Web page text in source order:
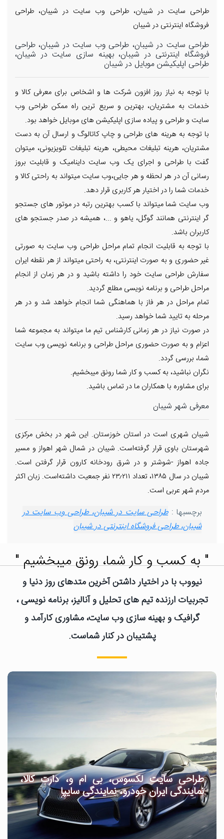
طراحی سایت در شیبان، طراحی وب سایت در شیبان، طراحی
فروشگاه اینترنتی در شیبان
طراحی سایت در شیبان، طراحی وب سایت در شیبان، طراحی
فروشگاه اینترنتی در شیبان، بهینه سازی سایت در شیبان،
طراحی اپلیکیشن موبایل در شیبان
با توجه به نیاز روز افزون شرکت ها و اشخاص برای معرفی کالا و
خدمات به مشتریان، بهترین و سریع ترین راه ممکن طراحی وب
سایت و طراحی و پیاده سازی اپلیکیشن های موبایل خواهد بود.
با توجه به هرینه های طراحی و چاپ کاتالوگ و ارسال آن به دست
مشتریان، هرینه تبلیغات محیطی، هرینه تبلیغات تلویزیونی، میتوان
گفت با طراحی و اجرای یک وب سایت داینامیک و قابلیت بروز
رسانی آن در هر لحظه و هر جایی،وب سایت میتواند به راحتی کالا و
خدمات شما را در اختیار هر کاربری قرار دهد.
وب سایت شما میتواند با کسب بهترین رتبه در موتور های جستجو
گر اینترنتی همانند گوگل، یاهو و ...، همیشه در صدر جستجو های
کاربران باشد.
با توجه به قابلیت انجام تمام مراحل طراحی وب سایت به صورتی
غیر حضوری و به صورت اینترنتی، به راحتی میتواند از هر نقطه ایران
سفارش طراحی سایت خود را داشته باشید و در هر زمان از انجام
مراحل طراحی و برنامه نویسی مطلع گردید.
تمام مراحل در هر فاز با هماهنگی شما انجام خواهد شد و در هر
مرحله به تایید شما خواهد رسید.
در صورت نیاز در هر زمانی کارشناس تیم ما میتواند به مجموعه شما
اعزام و به صورت حضوری مراحل طراحی و برنامه نویسی وب سایت
شما، بررسی گردد.
نگران نباشید، به کسب و کار شما رونق میبخشیم.
برای مشاوره با همکاران ما در تماس باشید.
معرفی شهر شیبان
شیبان شهری است در استان خوزستان. این شهر در بخش مرکزی
شهرستان باوی قرار گرفته‌است. شیبان در شمال شهر اهواز و مسیر
جاده اهواز -شوشتر و در شرق رودخانه کارون قرار گرفتن است.
شیبان در سال ۱۳۸۵، تعداد ۲۳٫۲۱۱ نفر جمعیت داشته‌است. زبان اکثر
مردم شهر عربی است.
برچسبها :طراحی سایت در شیبان، طراحی وب سایت در
شیبان، طراحی فروشگاه اینترنتی در شیبان
" به کسب و کار شما، رونق میبخشیم "
نیووب با در اختیار داشتن آخرین متدهای روز دنیا و
تجربیات ارزنده تیم های تحلیل و آنالیز، برنامه نویسی ،
گرافیک و بهینه سازی وب سایت، مشاوری کارآمد و
پشتیبان در کنار شماست.
طراحی سایت لکسوس، بی ام و، دارت کالا،
نمایندگی ایران خودرو، نمایندگی سایپا